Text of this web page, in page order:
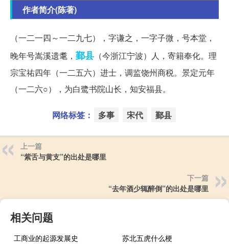
作者简介(陈著)
（一二一四～一二九七），字谦之，一字子微，号本堂，
晚年号嵩溪遗耄， 鄞县 （今浙江宁波）人，寄籍奉化。理
宗宝祐四年（一二五六）进士，调监饶州商税。景定元年
（一二六○），为白鹭书院山长，知安福县。
网络标签： 多事 宋代 鄞县
上一篇
“紫舌与黄支”的出处是哪里
下一篇
“去年酒少辄醉倒”的出处是哪里
相关问题
工商业的起源发展史
苏北五虎什么梗